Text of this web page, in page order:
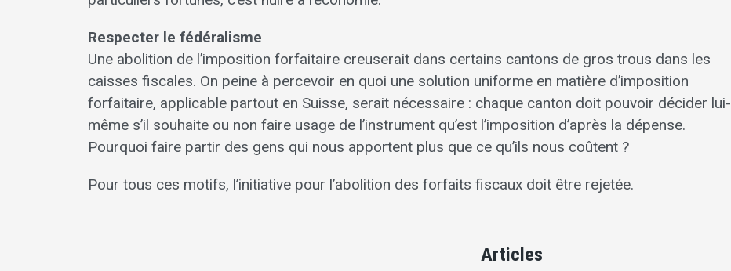
Respecter le fédéralisme
Une abolition de l’imposition forfaitaire creuserait dans certains cantons de gros trous dans les
caisses fiscales. On peine à percevoir en quoi une solution uniforme en matière d’imposition
forfaitaire, applicable partout en Suisse, serait nécessaire : chaque canton doit pouvoir décider lui-
même s’il souhaite ou non faire usage de l’instrument qu’est l’imposition d’après la dépense.
Pourquoi faire partir des gens qui nous apportent plus que ce qu’ils nous coûtent ?
Pour tous ces motifs, l’initiative pour l’abolition des forfaits fiscaux doit être rejetée.
Articles